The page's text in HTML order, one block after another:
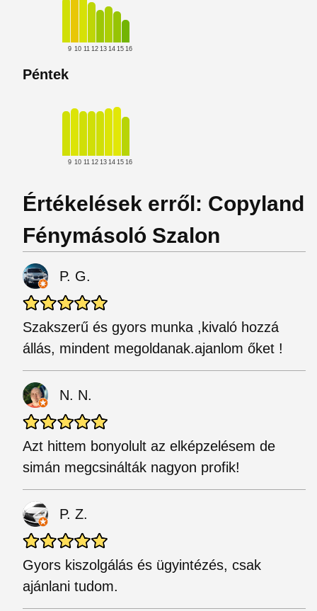
9 10 11 12 13 14 15 16
Péntek
9 10 11 12 13 14 15 16
Értékelések erről: Copyland
Fénymásoló Szalon
P. G.
Szakszerű és gyors munka ,kivaló hozzá
állás, mindent megoldanak.ajanlom őket !
N. N.
Azt hittem bonyolult az elképzelésem de
simán megcsinálták nagyon profik!
P. Z.
Gyors kiszolgálás és ügyintézés, csak
ajánlani tudom.